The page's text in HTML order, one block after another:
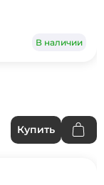
В наличии
Купить